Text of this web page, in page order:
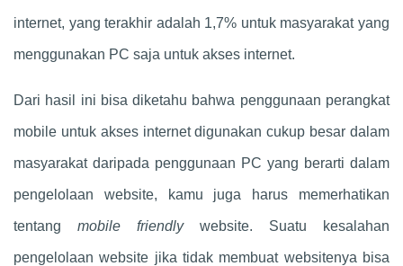
internet, yang terakhir adalah 1,7% untuk masyarakat yang
menggunakan PC saja untuk akses internet.
Dari hasil ini bisa diketahu bahwa penggunaan perangkat
mobile untuk akses internet digunakan cukup besar dalam
masyarakat daripada penggunaan PC yang berarti dalam
pengelolaan website, kamu juga harus memerhatikan
tentang mobile friendly website. Suatu kesalahan
pengelolaan website jika tidak membuat websitenya bisa